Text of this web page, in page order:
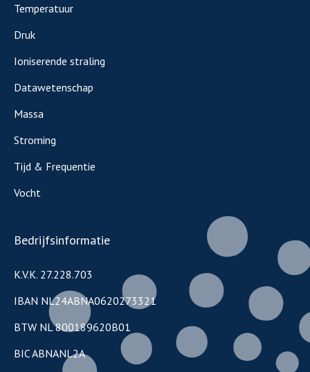
Temperatuur
Druk
Ioniserende straling
Datawetenschap
Massa
Stroming
Tijd & Frequentie
Vocht
Bedrijfsinformatie
K.V.K. 27.228.703
IBAN NL24ABNA0620273321
BTW NL 800189620B01
BIC ABNANL2A